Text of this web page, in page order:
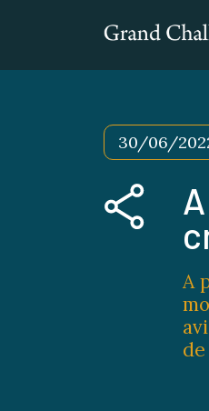
30/06/
A